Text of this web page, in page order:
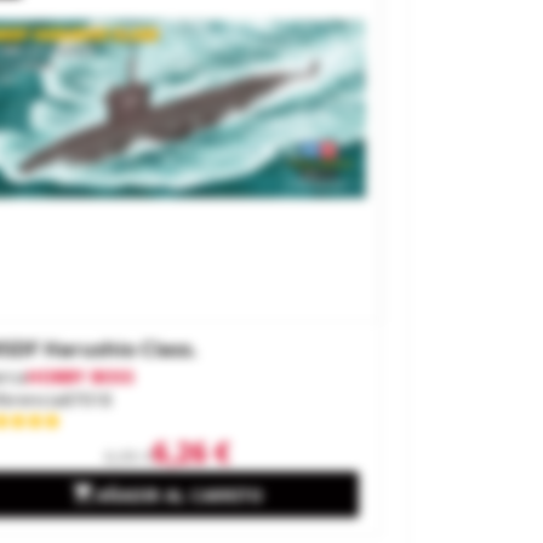
Harushio Class.
HOBBY BOSS
87018
6,95 €6,26 €
AÑADIR AL CARRITO